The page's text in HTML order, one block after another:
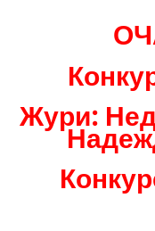
Жури: